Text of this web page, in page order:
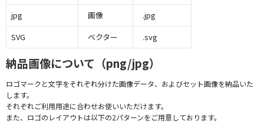
jpg
画像
.jpg
SVG
ベクター .svg
納品画像について（png/jpg）
ロゴマークと文字をそれぞれ分けた画像データ、およびセット画像を納品いた
します。
それぞれご利用用途に合わせお使いいただけます。
また、ロゴのレイアウトは以下の2パターンをご用意しております。